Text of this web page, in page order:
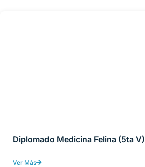
Diplomado Medicina Felina (5ta V)
Ver Más